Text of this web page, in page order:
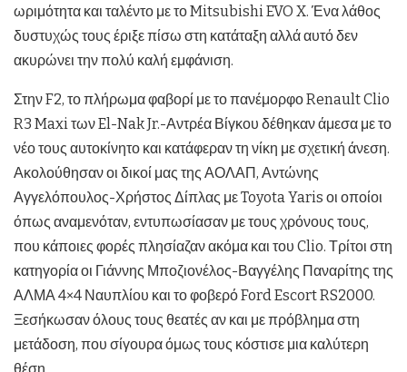
ωριμότητα και ταλέντο με το Mitsubishi EVO X. Ένα λάθος
δυστυχώς τους έριξε πίσω στη κατάταξη αλλά αυτό δεν
ακυρώνει την πολύ καλή εμφάνιση.
Στην F2, το πλήρωμα φαβορί με το πανέμορφο Renault Clio
R3 Maxi των El-Nak Jr.-Αντρέα Βίγκου δέθηκαν άμεσα με το
νέο τους αυτοκίνητο και κατάφεραν τη νίκη με σχετική άνεση.
Ακολούθησαν οι δικοί μας της ΑΟΛΑΠ, Αντώνης
Αγγελόπουλος-Χρήστος Δίπλας με Toyota Yaris οι οποίοι
όπως αναμενόταν, εντυπωσίασαν με τους χρόνους τους,
που κάποιες φορές πλησίαζαν ακόμα και του Clio. Τρίτοι στη
κατηγορία οι Γιάννης Μποζιονέλος-Βαγγέλης Παναρίτης της
ΑΛΜΑ 4×4 Ναυπλίου και το φοβερό Ford Escort RS2000.
Ξεσήκωσαν όλους τους θεατές αν και με πρόβλημα στη
μετάδοση, που σίγουρα όμως τους κόστισε μια καλύτερη